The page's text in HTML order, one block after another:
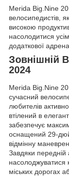
Merida Big.Nine 20
велосипедистів,
високою
насолодитися
додаткової
Зовнішній
2024
Merida Big.Nine
сучасний
любителів
втілений в
забезпечує
оснащений 29-
відмінну
Завдяки передній
насолоджуватися
міських дорогах